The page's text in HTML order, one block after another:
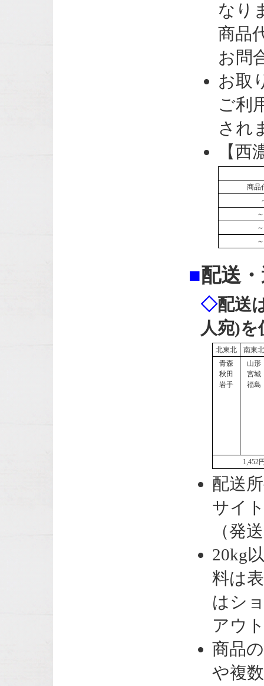
なり
商品
お問
お取
ご利
され
【西
商品
■配送
◇配送
人宛)
北東北
南東北
青森
秋田
岩手
山形
宮城
福島
1,452
配送
サイ
（発
20kg
料は
はシ
アウ
商品
や複